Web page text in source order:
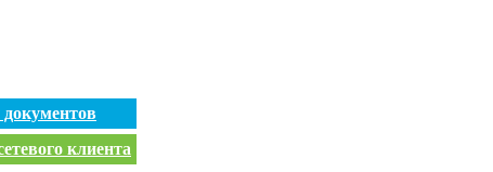
клиента